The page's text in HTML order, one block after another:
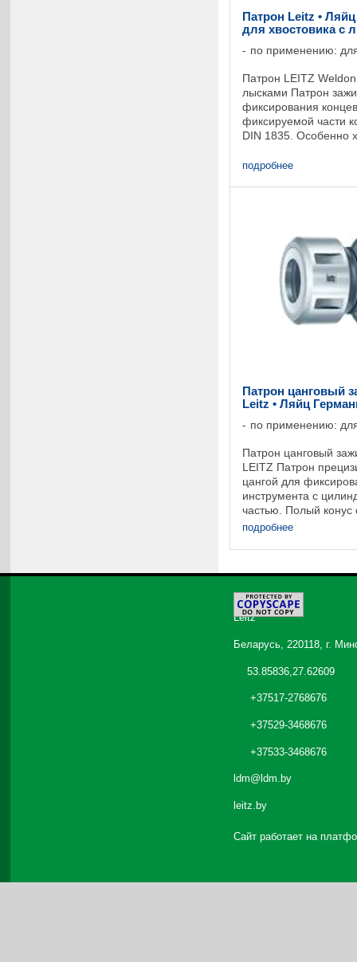
Патрон Leitz •
для хвостовика с
по применению:
Патрон LEITZ
лысками Патрон
фиксирования
фиксируемой части
DIN 1835. Особенно
формату и ...
подробнее
Патрон цанговый
Leitz • Ляйц
по применению:
Патрон цанговый
LEITZ Патрон
цангой для
инструмента с
частью. Полый конус
69893. Минимальное
подробнее
©2026
Leitz
Беларусь, 220118, г.
53.85836,27.62609
+37517-2768676
+37529-3468676
+37533-3468676
ldm@ldm.by
leitz.by
Сайт работает на